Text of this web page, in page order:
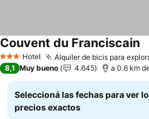
3 Estrellas
Hotel Alquiler de bicis para
Couvent du Franciscain
8,1 Muy bueno 4.645 a 0.6 km
Seleccioná las fechas para ver
precios exactos